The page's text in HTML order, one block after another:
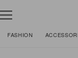
FASHION